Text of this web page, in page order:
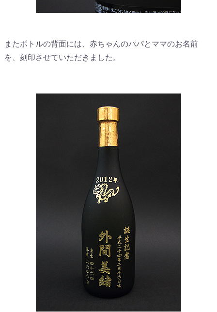
またボトルの背面には、赤ちゃんのパパとママのお名前
を、刻印させていただきました。